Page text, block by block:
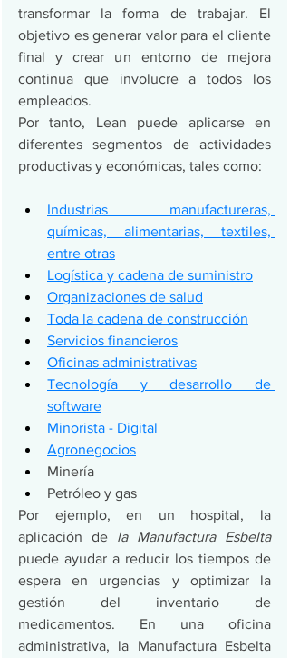
transformar la forma de trabajar. El
objetivo es generar valor para el cliente
final y crear un entorno de mejora
continua que involucre a todos los
empleados.
Por tanto, Lean puede aplicarse en
diferentes segmentos de actividades
productivas y económicas, tales como:
Industrias manufactureras,
químicas, alimentarias, textiles,
entre otras
Logística y cadena de suministro
Organizaciones de salud
Toda la cadena de construcción
Servicios financieros
Oficinas administrativas
Tecnología y desarrollo de
software
Minorista - Digital
Agronegocios
Minería
Petróleo y gas
Por ejemplo, en un hospital, la
aplicación de la Manufactura Esbelta
puede ayudar a reducir los tiempos de
espera en urgencias y optimizar la
gestión del inventario de
medicamentos. En una oficina
administrativa, la Manufactura Esbelta